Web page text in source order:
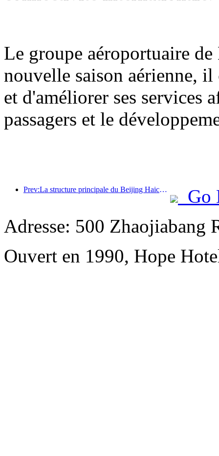
Le groupe aéroportuaire
nouvelle saison aérienne,
et d'améliorer ses services
passagers et le
Prev:La structure principale du Beijing Haichang Ocean Park devrait atteindre son point culminant d'ici la fin de l'année, l'achèvement et l'ouverture étant prévus pour 2027.
Go
Adresse: 500 Zhaojiabang
Ouvert en 1990, Hope